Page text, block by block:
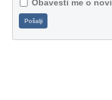
Obavesti me o
Pošalji